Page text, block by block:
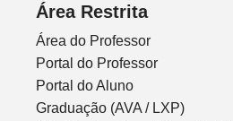
Área Restrita
Área do Professor
Portal do Professor
Portal do Aluno
Graduação (AVA / LXP)